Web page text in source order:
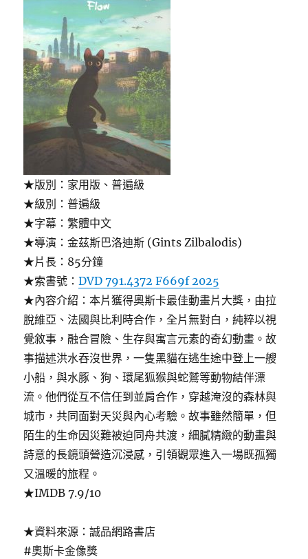
★版別：家用版、普遍級
★級別：普遍級
★字幕：繁體中文
★導演：金茲斯巴洛迪斯 (Gints Zilbalodis)
★片長：85分鐘
★索書號：DVD 791.4372 F669f 2025
★內容介紹：本片獲得奧斯卡最佳動畫片大獎，由拉
脫維亞、法國與比利時合作，全片無對白，純粹以視
覺敘事，融合冒險、生存與寓言元素的奇幻動畫。故
事描述洪水吞沒世界，一隻黑貓在逃生途中登上一艘
小船，與水豚、狗、環尾狐猴與蛇鷲等動物結伴漂
流。他們從互不信任到並肩合作，穿越淹沒的森林與
城市，共同面對天災與內心考驗。故事雖然簡單，但
陌生的生命因災難被迫同舟共渡，細膩精緻的動畫與
詩意的長鏡頭營造沉浸感，引領觀眾進入一場既孤獨
又溫暖的旅程。
★IMDB 7.9/10
★資料來源：誠品網路書店
#奧斯卡金像獎